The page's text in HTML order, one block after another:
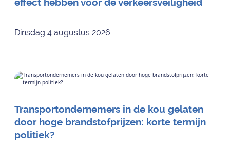
Dinsdag 4 augustus 2026
Transportondernemers in de kou gelaten
door hoge brandstofprijzen: korte termijn
politiek?